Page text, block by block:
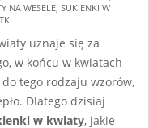
NA WESELE SUKIENKI W
uznaje się za
w końcu w kwiatach
tego rodzaju wzorów,
Dlatego dzisiaj
w kwiaty, jakie